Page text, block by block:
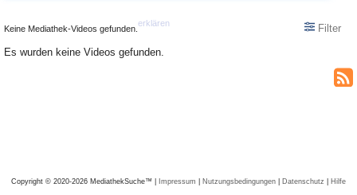
Keine Mediathek-Videos gefunden.
erklären
Filter
Es wurden keine Videos gefunden.
Copyright © 2020-2026 MediathekSuche™ | Impressum | Nutzungsbedingungen | Datenschutz | Hilfe